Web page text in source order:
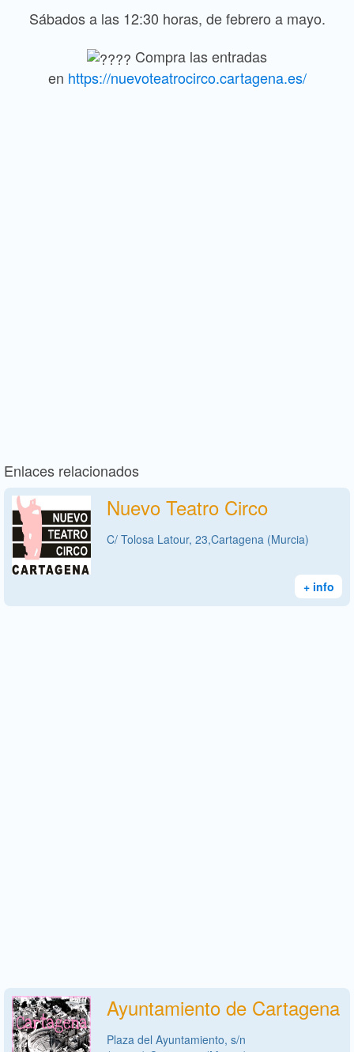
Sábados a las 12:30 horas, de febrero a mayo.
Compra las entradas
en https://nuevoteatrocirco.cartagena.es/
Enlaces relacionados
Nuevo Teatro Circo
C/ Tolosa Latour, 23,Cartagena (Murcia)
+ info
Ayuntamiento de Cartagena
Plaza del Ayuntamiento, s/n